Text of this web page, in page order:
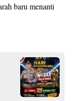
baru menanti